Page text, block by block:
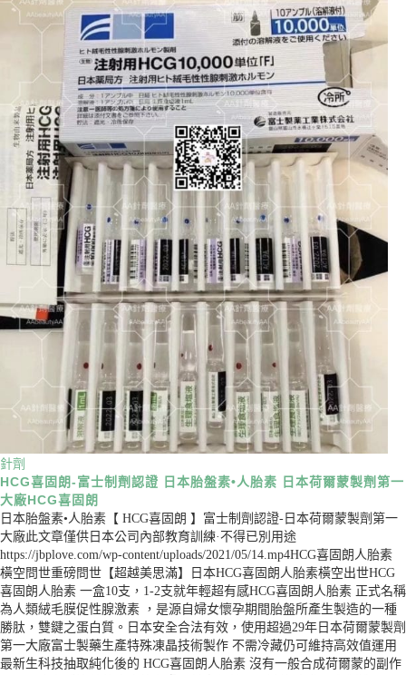
針劑
HCG喜固朗-富士制劑認證 日本胎盤素•人胎素 日本荷爾蒙製劑第一
大廠HCG喜固朗
日本胎盤素•人胎素【 HCG喜固朗 】富士制劑認證-日本荷爾蒙製劑第一
大廠此文章僅供日本公司內部教育訓練·不得已別用途
https://jbplove.com/wp-content/uploads/2021/05/14.mp4HCG喜固朗人胎素
橫空問世重磅問世【超越美思滿】日本HCG喜固朗人胎素橫空出世HCG
喜固朗人胎素 一盒10支，1-2支就年輕超有感HCG喜固朗人胎素 正式名稱
為人類絨毛膜促性腺激素 ，是源自婦女懷孕期間胎盤所產生製造的一種
勝肽，雙鍵之蛋白質。日本安全合法有效，使用超過29年日本荷爾蒙製劑
第一大廠富士製藥生產特殊凍晶技術製作 不需冷藏仍可維持高效值運用
最新生科技抽取純化後的 HCG喜固朗人胎素 沒有一般合成荷爾蒙的副作